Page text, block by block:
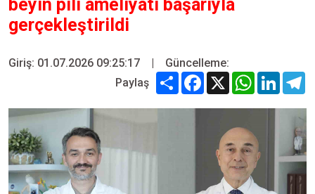
beyin pili ameliyatı başarıyla
gerçekleştirildi
Giriş: 01.07.2026 09:25:17 |
Güncelleme:
Paylaş
Share Facebook
X WhatsApp